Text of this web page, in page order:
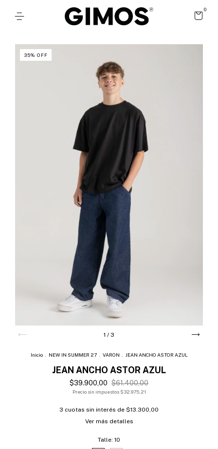
0
35% OFF
1 / 3
Inicio NEW IN SUMMER 27 VARON JEAN ANCHO ASTOR AZUL
JEAN ANCHO ASTOR AZUL
$39.900,00 $61.400,00
Precio sin impuestos $32.975,21
3 cuotas sin interés de $13.300,00
Ver más detalles
Talle: 10